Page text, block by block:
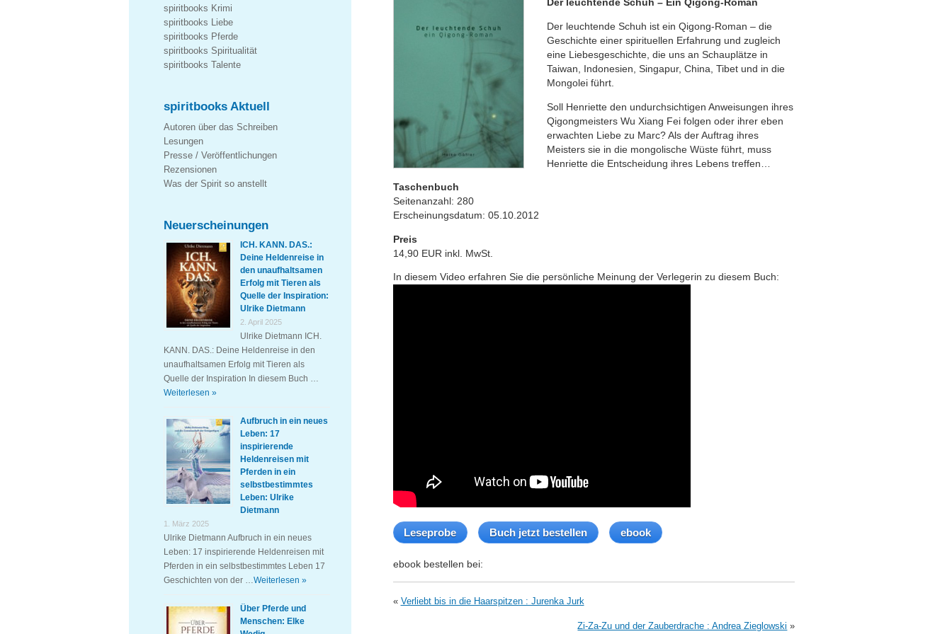
Der leuchtende Schuh – Ein Qigong-Roman
Der leuchtende Schuh ist ein Qigong-Roman – die
Geschichte einer spirituellen Erfahrung und zugleich
eine Liebesgeschichte, die uns an Schauplätze in
Taiwan, Indonesien, Singapur, China, Tibet und in die
Mongolei führt.
Soll Henriette den undurchsichtigen Anweisungen ihres
Qigongmeisters Wu Xiang Fei folgen oder ihrer eben
erwachten Liebe zu Marc? Als der Auftrag ihres
Meisters sie in die mongolische Wüste führt, muss
Henriette die Entscheidung ihres Lebens treffen…
Taschenbuch
Seitenanzahl: 280
Erscheinungsdatum: 05.10.2012
Preis
14,90 EUR inkl. MwSt.
In diesem Video erfahren Sie die persönliche Meinung der Verlegerin zu diesem Buch:
Leseprobe Buch jetzt bestellen ebook
ebook bestellen bei:
« Verliebt bis in die Haarspitzen : Jurenka Jurk
Zi-Za-Zu und der Zauberdrache : Andrea Zieglowski »
spiritbooks Krimi
spiritbooks Liebe
spiritbooks Pferde
spiritbooks Spiritualität
spiritbooks Talente
spiritbooks Aktuell
Autoren über das Schreiben
Lesungen
Presse / Veröffentlichungen
Rezensionen
Was der Spirit so anstellt
Neuerscheinungen
ICH. KANN. DAS.:
Deine Heldenreise in
den unaufhaltsamen
Erfolg mit Tieren als
Quelle der Inspiration:
Ulrike Dietmann
2. April 2025
Ulrike Dietmann ICH.
KANN. DAS.: Deine Heldenreise in den
unaufhaltsamen Erfolg mit Tieren als
Quelle der Inspiration In diesem Buch …
Weiterlesen »
Aufbruch in ein neues
Leben: 17
inspirierende
Heldenreisen mit
Pferden in ein
selbstbestimmtes
Leben: Ulrike
Dietmann
1. März 2025
Ulrike Dietmann Aufbruch in ein neues
Leben: 17 inspirierende Heldenreisen mit
Pferden in ein selbstbestimmtes Leben 17
Geschichten von der …Weiterlesen »
Über Pferde und
Menschen: Elke